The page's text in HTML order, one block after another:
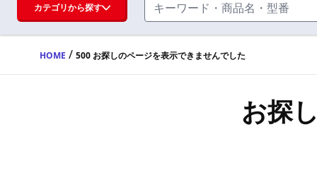
ハンドル・取手・つまみ・周辺機器
FA・A
カテゴリから探す
HOME / 500 お探しのページを表示できませんでした
お探